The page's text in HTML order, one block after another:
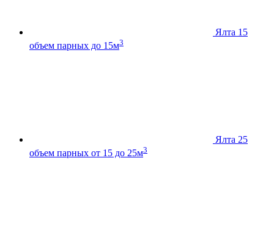
Ялта 15
объем парных до 15м3
Ялта 25
объем парных от 15 до 25м3